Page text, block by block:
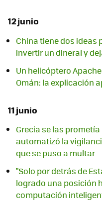
12 junio
China tiene dos ideas
invertir un dineral y
Un helicóptero
Omán: la explicación
11 junio
Grecia se las
automatizó la
que se puso a multar
"Solo por detrás de
logrado una posición
computación